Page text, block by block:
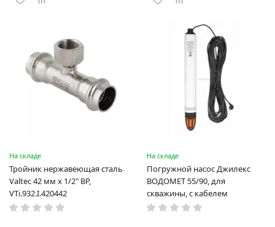
На складе
Тройник нержавеющая сталь
Valtec 42 мм х 1/2" ВР,
VTi.932.I.420442
На складе
Погружной насос Джилекс
ВОДОМЕТ 55/90, для
скважины, с кабелем